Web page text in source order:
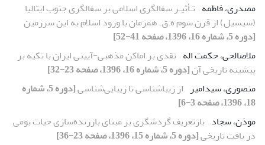
مصدری، فاطمه تـأثیـر سفالگری اسلامی بر سفالگری جنوب ایتالیا
(سیسیل) از قرن سوم ه.ق. همزمان با ورود اسلام به این سرزمین
[دوره 5، شماره 16، 1396، صفحه 41-52]
ملاصالحی، حکمت اله نقدی بر اماکن مذهبی-آیینی ایران با تکیه بر
پیشینه تاریخی آن[دوره 5، شماره 16، 1396، صفحه 23-32]
منصوری، سیدامیر از زیباشناسی تا زیبایی‌شناسی
[دوره 5، شماره
18، 1396، صفحه 3-6]
موذن، سجاد بازتعریف گردشگری بر مبنای باززنده‌سازی حیات بومی
در بافت تاریخی[دوره 5، شماره 15، 1396، صفحه 23-36]